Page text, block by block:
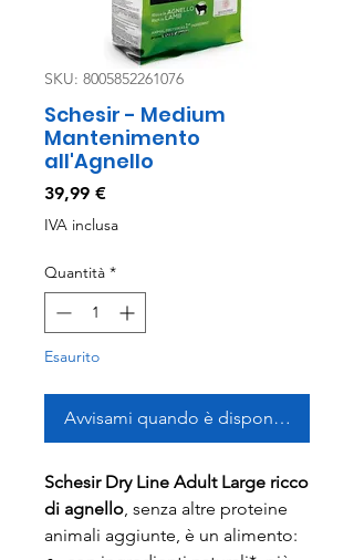
SKU: 8005852261076
Schesir - Medium
Mantenimento
all'Agnello
39,99 €Prezzo
IVA inclusa
Quantità *
Esaurito
Avvisami quando è disponibile
Schesir Dry Line Adult Large ricco
di agnello, senza altre proteine
animali aggiunte, è un alimento: